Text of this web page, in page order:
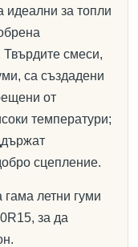
идеални за топли
Твърдите смеси,
са създадени
от
температури;
сцепление.
летни гуми
за да